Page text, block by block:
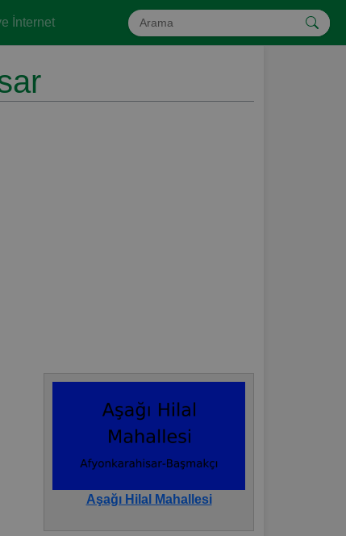
İnternet
Aşağı Hilal Mahallesi